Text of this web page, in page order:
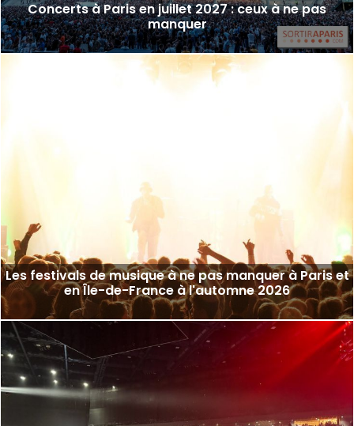
Concerts à Paris en juillet 2027 : ceux à ne pas
manquer
Les festivals de musique à ne pas manquer à Paris et
en Île-de-France à l'automne 2026